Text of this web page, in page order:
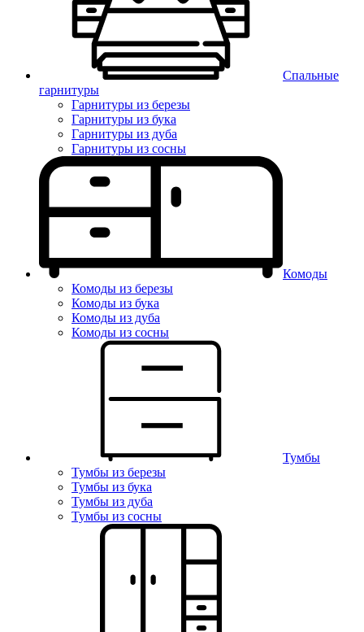
Спальные
гарнитуры
Гарнитуры из березы
Гарнитуры из бука
Гарнитуры из дуба
Гарнитуры из сосны
Комоды
Комоды из березы
Комоды из бука
Комоды из дуба
Комоды из сосны
Тумбы
Тумбы из березы
Тумбы из бука
Тумбы из дуба
Тумбы из сосны